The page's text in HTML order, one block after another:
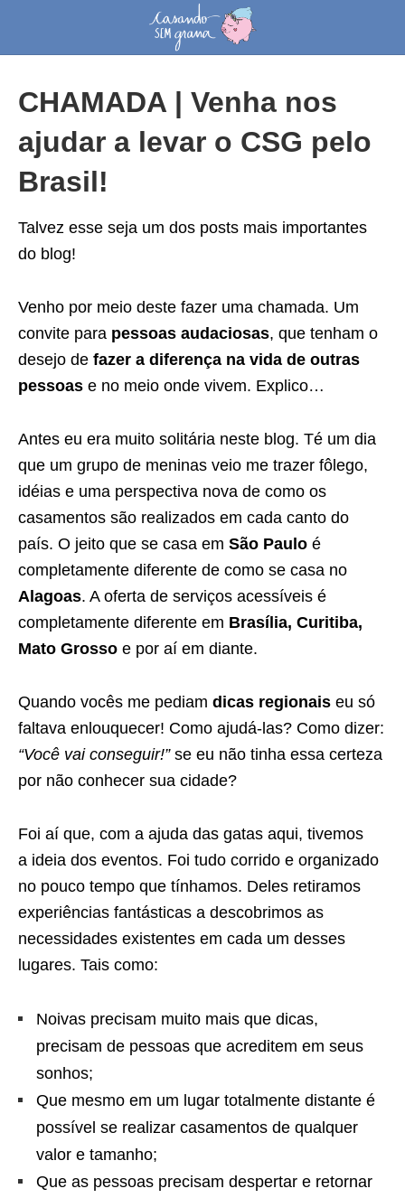
CHAMADA | Venha nos
ajudar a levar o CSG pelo
Brasil!
Talvez esse seja um dos posts mais importantes
do blog!
Venho por meio deste fazer uma chamada. Um
convite para pessoas audaciosas, que tenham o
desejo de fazer a diferença na vida de outras
pessoas e no meio onde vivem. Explico…
Antes eu era muito solitária neste blog. Té um dia
que um grupo de meninas veio me trazer fôlego,
idéias e uma perspectiva nova de como os
casamentos são realizados em cada canto do
país. O jeito que se casa em São Paulo é
completamente diferente de como se casa no
Alagoas. A oferta de serviços acessíveis é
completamente diferente em Brasília, Curitiba,
Mato Grosso e por aí em diante.
Quando vocês me pediam dicas regionais eu só
faltava enlouquecer! Como ajudá-las? Como dizer:
“Você vai conseguir!”se eu não tinha essa certeza
por não conhecer sua cidade?
Foi aí que, com a ajuda das gatas aqui, tivemos
a ideia dos eventos. Foi tudo corrido e organizado
no pouco tempo que tínhamos. Deles retiramos
experiências fantásticas a descobrimos as
necessidades existentes em cada um desses
lugares. Tais como:
Noivas precisam muito mais que dicas,
precisam de pessoas que acreditem em seus
sonhos;
Que mesmo em um lugar totalmente distante é
possível se realizar casamentos de qualquer
valor e tamanho;
Que as pessoas precisam despertar e retornar